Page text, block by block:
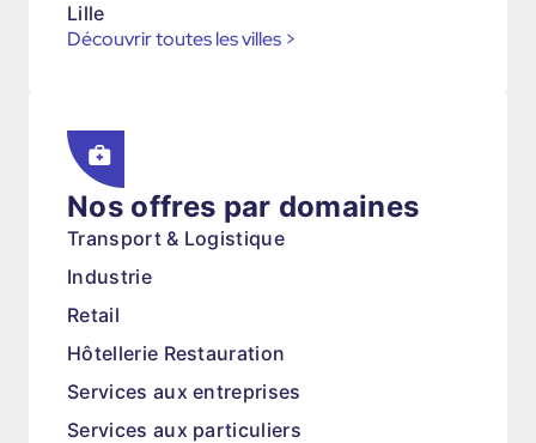
Lille
Découvrir toutes les villes >
Nos offres par domaines
Transport & Logistique
Industrie
Retail
Hôtellerie Restauration
Services aux entreprises
Services aux particuliers